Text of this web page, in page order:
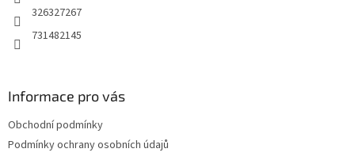
326327267
731482145
Informace pro vás
Obchodní podmínky
Podmínky ochrany osobních údajů